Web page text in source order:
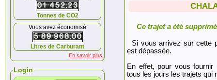
Tonnes de CO2
Vous avez économisé
Litres de Carburant
En savoir plus
Login
Ce trajet a été
Si vous arrivez sur cette
est dépassée.
En effet, pour vous fournir
tous les jours les trajets qui